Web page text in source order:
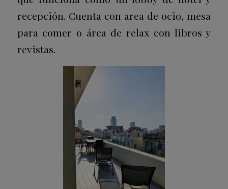
recepción. Cuenta con area de ocio, mesa
para comer o área de relax con libros y
revistas.